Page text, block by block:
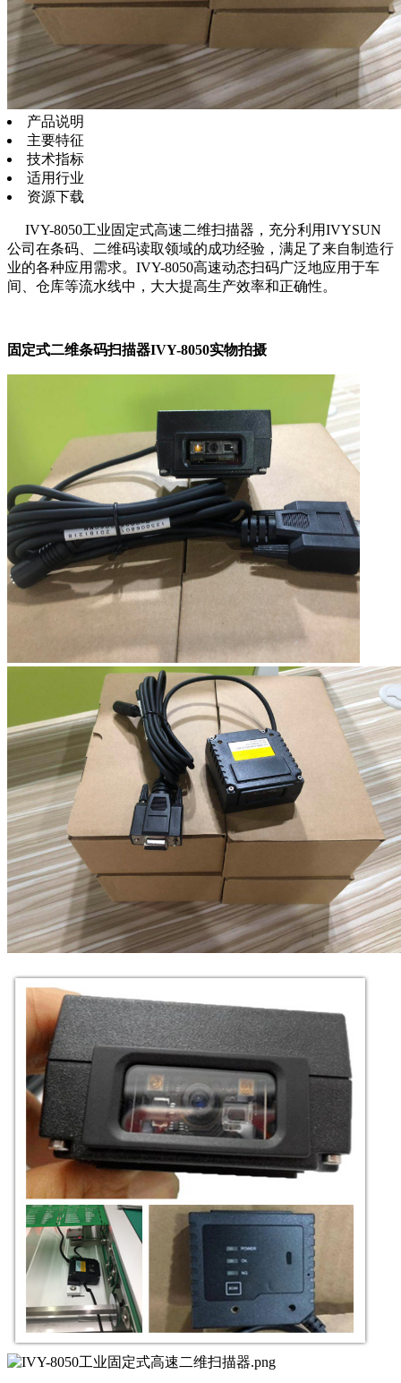
产品说明
主要特征
技术指标
适用行业
资源下载
IVY-8050工业固定式高速二维扫描器，充分利用IVYSUN
公司在条码、二维码读取领域的成功经验，满足了来自制造行
业的各种应用需求。IVY-8050高速动态扫码广泛地应用于车
间、仓库等流水线中，大大提高生产效率和正确性。
固定式二维条码扫描器IVY-8050实物拍摄